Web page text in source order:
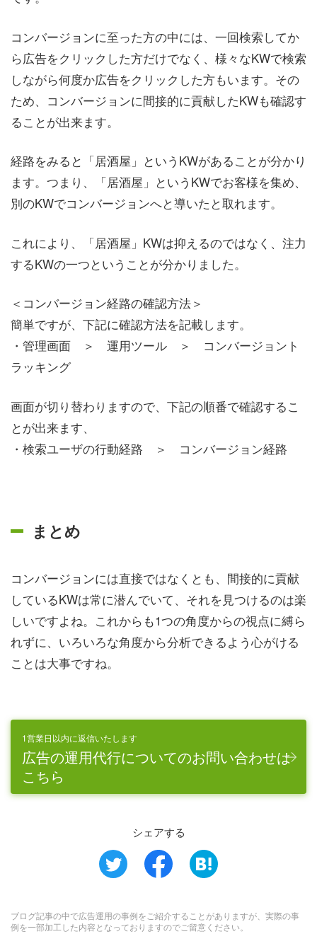
コンバージョンに至った方の中には、一回検索してか
ら広告をクリックした方だけでなく、様々なKWで検索
しながら何度か広告をクリックした方もいます。その
ため、コンバージョンに間接的に貢献したKWも確認す
ることが出来ます。
経路をみると「居酒屋」というKWがあることが分かり
ます。つまり、「居酒屋」というKWでお客様を集め、
別のKWでコンバージョンへと導いたと取れます。
これにより、「居酒屋」KWは抑えるのではなく、注力
するKWの一つということが分かりました。
＜コンバージョン経路の確認方法＞
簡単ですが、下記に確認方法を記載します。
・管理画面 ＞ 運用ツール ＞ コンバージョント
ラッキング
画面が切り替わりますので、下記の順番で確認するこ
とが出来ます、
・検索ユーザの行動経路 ＞ コンバージョン経路
まとめ
コンバージョンには直接ではなくとも、間接的に貢献
しているKWは常に潜んでいて、それを見つけるのは楽
しいですよね。これからも1つの角度からの視点に縛ら
れずに、いろいろな角度から分析できるよう心がける
ことは大事ですね。
1営業日以内に返信いたします
広告の運用代行についてのお問い合わせは
こちら
シェアする
ブログ記事の中で広告運用の事例をご紹介することがありますが、実際の事
例を一部加工した内容となっておりますのでご留意ください。